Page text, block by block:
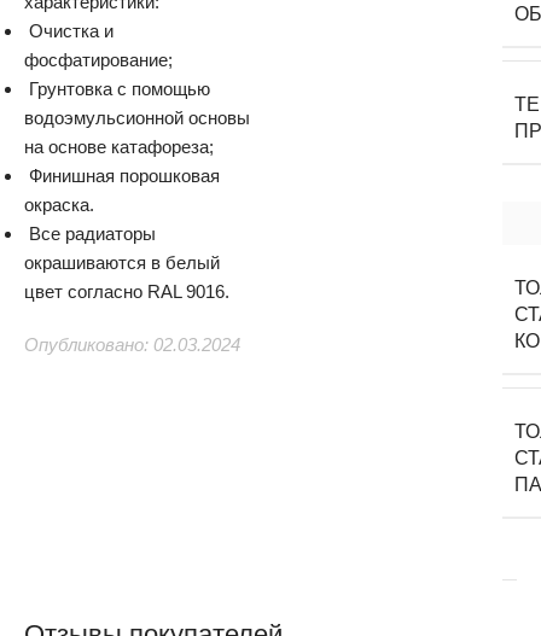
Очистка и
фосфатирование;
Грунтовка с помощью
водоэмульсионной основы
на основе катафореза;
Финишная порошковая
окраска.
Все радиаторы
окрашиваются в белый
цвет согласно RAL 9016.
Опубликовано: 02.03.2024